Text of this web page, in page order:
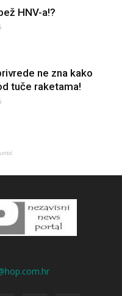
HNV-a!?
ne zna kako
tuče raketama!